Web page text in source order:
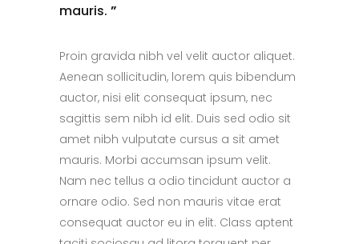
mauris. ”
Proin gravida nibh vel velit auctor aliquet.
Aenean sollicitudin, lorem quis bibendum
auctor, nisi elit consequat ipsum, nec
sagittis sem nibh id elit. Duis sed odio sit
amet nibh vulputate cursus a sit amet
mauris. Morbi accumsan ipsum velit.
Nam nec tellus a odio tincidunt auctor a
ornare odio. Sed non mauris vitae erat
consequat auctor eu in elit. Class aptent